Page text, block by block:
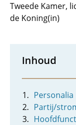
Tweede Kamer,
de Koning(in)
Inhoud
Personalia
Partij/